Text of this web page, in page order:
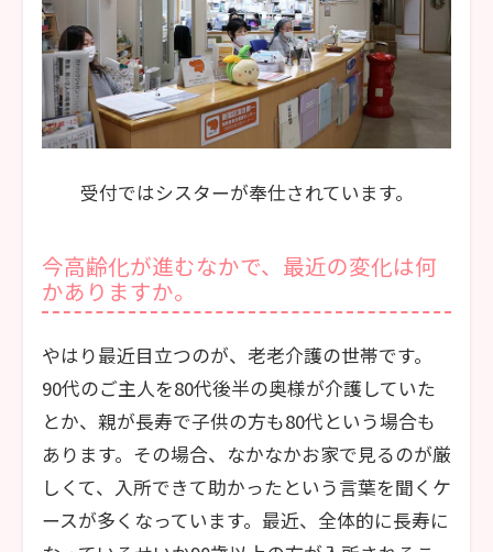
受付ではシスターが奉仕されています。
今高齢化が進むなかで、最近の変化は何
かありますか。
やはり最近目立つのが、老老介護の世帯です。
90代のご主人を80代後半の奥様が介護していた
とか、親が長寿で子供の方も80代という場合も
あります。その場合、なかなかお家で見るのが厳
しくて、入所できて助かったという言葉を聞くケ
ースが多くなっています。最近、全体的に長寿に